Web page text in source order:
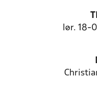
lør. 18-